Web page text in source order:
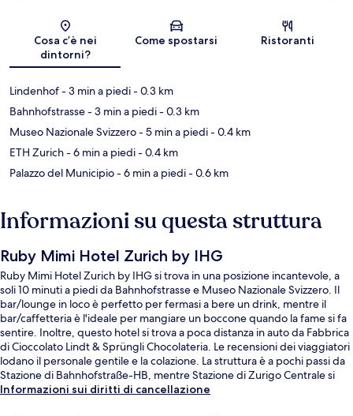
Mappa
Cosa c’è nei
dintorni?
Come spostarsi Ristoranti
Lindenhof- 3 min a piedi- 0.3 km
Bahnhofstrasse- 3 min a piedi- 0.3 km
Museo Nazionale Svizzero- 5 min a piedi- 0.4 km
ETH Zurich- 6 min a piedi- 0.4 km
Palazzo del Municipio- 6 min a piedi- 0.6 km
Informazioni su questa struttura
Ruby Mimi Hotel Zurich by IHG
Ruby Mimi Hotel Zurich by IHG si trova in una posizione incantevole, a
soli 10 minuti a piedi da Bahnhofstrasse e Museo Nazionale Svizzero. Il
bar/lounge in loco è perfetto per fermasi a bere un drink, mentre il
bar/caffetteria è l'ideale per mangiare un boccone quando la fame si fa
sentire. Inoltre, questo hotel si trova a poca distanza in auto da Fabbrica
di Cioccolato Lindt & Sprüngli Chocolateria. Le recensioni dei viaggiatori
lodano il personale gentile e la colazione. La struttura è a pochi passi da
Stazione di Bahnhofstraße-HB, mentre Stazione di Zurigo Centrale si
trova a 3 min a piedi.
Informazioni sui diritti di cancellazione